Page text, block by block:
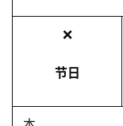
❌
节日